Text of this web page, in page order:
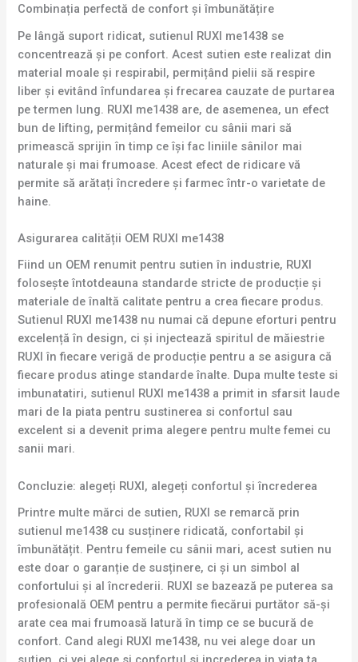
Combinația perfectă de confort și îmbunătățire
Pe lângă suport ridicat, sutienul RUXI me1438 se
concentrează și pe confort. Acest sutien este realizat din
material moale și respirabil, permițând pielii să respire
liber și evitând înfundarea și frecarea cauzate de purtarea
pe termen lung. RUXI me1438 are, de asemenea, un efect
bun de lifting, permițând femeilor cu sânii mari să
primească sprijin în timp ce își fac liniile sânilor mai
naturale și mai frumoase. Acest efect de ridicare vă
permite să arătați încredere și farmec într-o varietate de
haine.
Asigurarea calității OEM RUXI me1438
Fiind un OEM renumit pentru sutien în industrie, RUXI
folosește întotdeauna standarde stricte de producție și
materiale de înaltă calitate pentru a crea fiecare produs.
Sutienul RUXI me1438 nu numai că depune eforturi pentru
excelență în design, ci și injectează spiritul de măiestrie
RUXI în fiecare verigă de producție pentru a se asigura că
fiecare produs atinge standarde înalte. Dupa multe teste si
imbunatatiri, sutienul RUXI me1438 a primit in sfarsit laude
mari de la piata pentru sustinerea si confortul sau
excelent si a devenit prima alegere pentru multe femei cu
sanii mari.
Concluzie: alegeți RUXI, alegeți confortul și încrederea
Printre multe mărci de sutien, RUXI se remarcă prin
sutienul me1438 cu susținere ridicată, confortabil și
îmbunătățit. Pentru femeile cu sânii mari, acest sutien nu
este doar o garanție de susținere, ci și un simbol al
confortului și al încrederii. RUXI se bazează pe puterea sa
profesională OEM pentru a permite fiecărui purtător să-și
arate cea mai frumoasă latură în timp ce se bucură de
confort. Cand alegi RUXI me1438, nu vei alege doar un